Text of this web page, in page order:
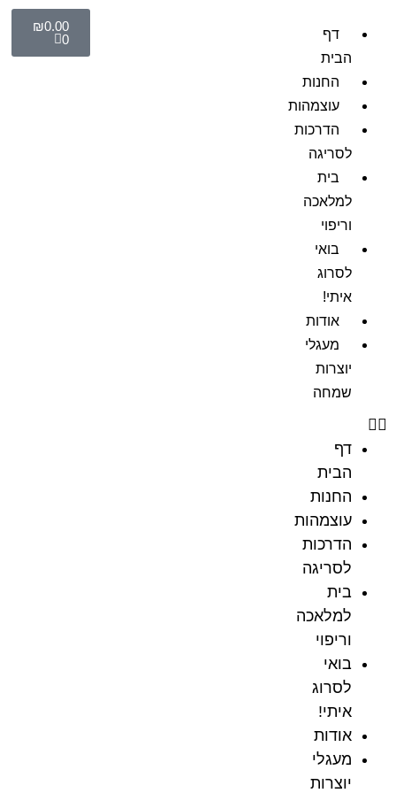
דף
הבית
החנות
עוצמהות
הדרכות
לסריגה
בית
למלאכה
וריפוי
בואי
לסרוג
איתי!
אודות
מעגלי
יוצרות
שמחה
דף
הבית
החנות
עוצמהות
הדרכות
לסריגה
בית
למלאכה
וריפוי
בואי
לסרוג
איתי!
אודות
מעגלי
יוצרות
₪0.00
0